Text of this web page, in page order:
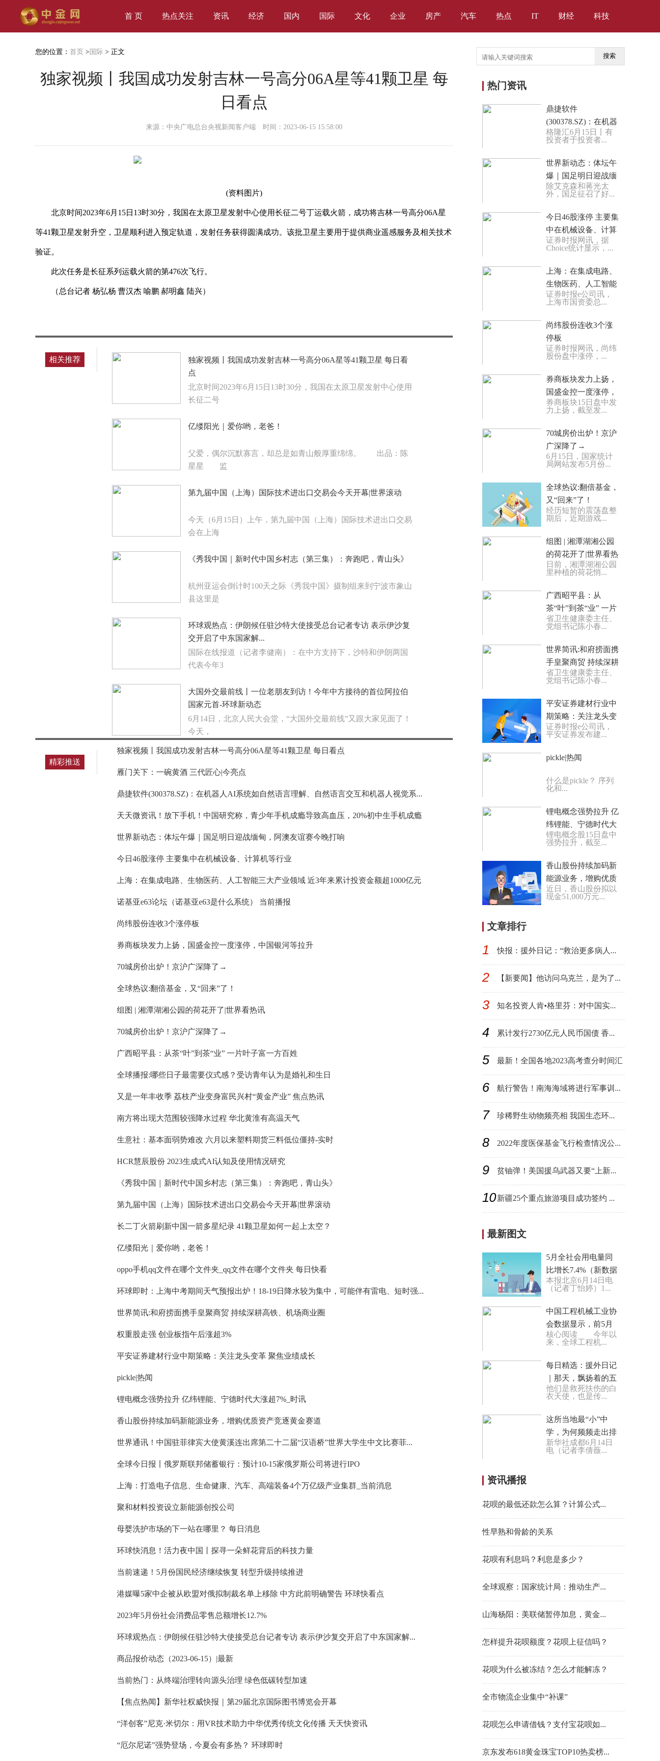
首 页 热点关注 资讯 经济 国内 国际 文化 企业 房产 汽车 热点 IT 财经 科技
您的位置： 首页 > 国际 > 正文
独家视频丨我国成功发射吉林一号高分06A星等41颗卫星 每
日看点
来源：中央广电总台央视新闻客户端 时间：2023-06-15 15:58:00
(资料图片)
北京时间2023年6月15日13时30分，我国在太原卫星发射中心使用长征二号丁运载火箭，成功将吉林一号高分06A星
等41颗卫星发射升空，卫星顺利进入预定轨道，发射任务获得圆满成功。该批卫星主要用于提供商业遥感服务及相关技术
验证。
此次任务是长征系列运载火箭的第476次飞行。
（总台记者 杨弘杨 曹汉杰 喻鹏 郝明鑫 陆兴）
相关推荐
独家视频丨我国成功发射吉林一号高分06A星等41颗卫星 每日看
点
北京时间2023年6月15日13时30分，我国在太原卫星发射中心使用
长征二号
亿缕阳光｜爱你哟，老爸！
父爱，偶尔沉默寡言，却总是如青山般厚重绵绵。 出品：陈
星星 监
第九届中国（上海）国际技术进出口交易会今天开幕|世界滚动
今天（6月15日）上午，第九届中国（上海）国际技术进出口交易
会在上海
《秀我中国｜新时代中国乡村志（第三集）：奔跑吧，青山头》
杭州亚运会倒计时100天之际《秀我中国》摄制组来到宁波市象山
县这里是
环球观热点：伊朗候任驻沙特大使接受总台记者专访 表示伊沙复
交开启了中东国家解...
国际在线报道（记者李健南）：在中方支持下，沙特和伊朗两国
代表今年3
大国外交最前线丨一位老朋友到访！今年中方接待的首位阿拉伯
国家元首-环球新动态
6月14日，北京人民大会堂，“大国外交最前线”又跟大家见面了！
今天，
精彩推送
独家视频丨我国成功发射吉林一号高分06A星等41颗卫星 每日看点
雁门关下：一碗黄酒 三代匠心|今亮点
鼎捷软件(300378.SZ)：在机器人AI系统如自然语言理解、自然语言交互和机器人视觉系...
天天微资讯！放下手机！中国研究称，青少年手机成瘾导致高血压，20%初中生手机成瘾
世界新动态：体坛午爆｜国足明日迎战缅甸，阿澳友谊赛今晚打响
今日46股涨停 主要集中在机械设备、计算机等行业
上海：在集成电路、生物医药、人工智能三大产业领域 近3年来累计投资金额超1000亿元
诺基亚e63论坛（诺基亚e63是什么系统） 当前播报
尚纬股份连收3个涨停板
券商板块发力上扬，国盛金控一度涨停，中国银河等拉升
70城房价出炉！京沪广深降了→
全球热议:翻倍基金，又“回来”了！
组图 | 湘潭湖湘公园的荷花开了|世界看热讯
70城房价出炉！京沪广深降了→
广西昭平县：从茶“叶”到茶“业” 一片叶子富一方百姓
全球播报:哪些日子最需要仪式感？受访青年认为是婚礼和生日
又是一年丰收季 荔枝产业变身富民兴村“黄金产业” 焦点热讯
南方将出现大范围较强降水过程 华北黄淮有高温天气
生意社：基本面弱势难改 六月以来塑料期货三料低位僵持-实时
HCR慧辰股份 2023生成式AI认知及使用情况研究
《秀我中国｜新时代中国乡村志（第三集）：奔跑吧，青山头》
第九届中国（上海）国际技术进出口交易会今天开幕|世界滚动
长二丁火箭刷新中国一箭多星纪录 41颗卫星如何一起上太空？
亿缕阳光｜爱你哟，老爸！
oppo手机qq文件在哪个文件夹_qq文件在哪个文件夹 每日快看
环球即时：上海中考期间天气预报出炉！18-19日降水较为集中，可能伴有雷电、短时强...
世界简讯:和府捞面携手皇聚商贸 持续深耕高铁、机场商业圈
权重股走强 创业板指午后涨超3%
平安证券建材行业中期策略：关注龙头变革 聚焦业绩成长
pickle|热闻
锂电概念强势拉升 亿纬锂能、宁德时代大涨超7%_时讯
香山股份持续加码新能源业务，增购优质资产竞逐黄金赛道
世界通讯！中国驻菲律宾大使黄溪连出席第二十二届“汉语桥”世界大学生中文比赛菲...
全球今日报丨俄罗斯联邦储蓄银行：预计10-15家俄罗斯公司将进行IPO
上海：打造电子信息、生命健康、汽车、高端装备4个万亿级产业集群_当前消息
聚和材料投资设立新能源创投公司
母婴洗护市场的下一站在哪里？ 每日消息
环球快消息！活力夜中国丨探寻一朵鲜花背后的科技力量
当前速递！5月份国民经济继续恢复 转型升级持续推进
港媒曝5家中企被从欧盟对俄拟制裁名单上移除 中方此前明确警告 环球快看点
2023年5月份社会消费品零售总额增长12.7%
环球观热点：伊朗候任驻沙特大使接受总台记者专访 表示伊沙复交开启了中东国家解...
商品报价动态（2023-06-15）|最新
当前热门：从终端治理转向源头治理 绿色低碳转型加速
【焦点热闻】新华社权威快报｜第29届北京国际图书博览会开幕
“洋创客”尼克·米切尔：用VR技术助力中华优秀传统文化传播 天天快资讯
“厄尔尼诺”强势登场，今夏会有多热？ 环球即时
搜索
热门资讯
鼎捷软件
(300378.SZ)：在机器
人AI系统如自然语言
和机器人视觉系...
格隆汇6月15日丨有
投资者于投资者...
世界新动态：体坛午
爆｜国足明日迎战缅
甸，阿澳友谊赛今晚
除艾克森和蒋光太
外，国足征召了好...
今日46股涨停 主要集
中在机械设备、计算
机等行业
证券时报网讯，据
Choice统计显示，...
上海：在集成电路、
生物医药、人工智能
三大产业领域 近3年
1000亿元
证券时报e公司讯，
上海市国资委总...
尚纬股份连收3个涨
停板
证券时报网讯，尚纬
股份盘中涨停，...
券商板块发力上扬，
国盛金控一度涨停，
中国银河等拉升
券商板块15日盘中发
力上扬，截至发...
70城房价出炉！京沪
广深降了→
6月15日，国家统计
局网站发布5月份...
全球热议:翻倍基金，
又“回来”了！
经历短暂的震荡盘整
期后，近期游戏...
组图 | 湘潭湖湘公园
的荷花开了|世界看热
讯
日前，湘潭湖湘公园
里种植的荷花悄...
广西昭平县：从
茶“叶”到茶“业” 一片
叶子富一方百姓
省卫生健康委主任、
党组书记陈小春...
世界简讯:和府捞面携
手皇聚商贸 持续深耕
高铁、机场商业圈
省卫生健康委主任、
党组书记陈小春...
平安证券建材行业中
期策略：关注龙头变
革 聚焦业绩成长
证券时报e公司讯，
平安证券发布建...
pickle|热闻
什么是pickle？ 序列
化和...
锂电概念强势拉升 亿
纬锂能、宁德时代大
涨超7%_时讯
锂电概念股15日盘中
强势拉升，截至...
香山股份持续加码新
能源业务，增购优质
资产竞逐黄金赛道
近日，香山股份拟以
现金51,000万元...
文章排行
1 快报：援外日记：“救治更多病人...
2 【新要闻】他访问乌克兰，是为了...
3 知名投资人肯•格里芬：对中国实...
4 累计发行2730亿元人民币国债 香...
5
最新！全国各地2023高考查分时间汇
6 航行警告！南海海域将进行军事训...
7 珍稀野生动物频亮相 我国生态环...
8 2022年度医保基金飞行检查情况公...
9 贫铀弹！美国援乌武器又要“上新...
10新疆25个重点旅游项目成功签约 ...
最新图文
5月全社会用电量同
比增长7.4%（新数据
新看点） 迎峰度夏保
本报北京6月14日电
（记者丁怡婷）1...
中国工程机械工业协
会数据显示，前5月
共销售电动装载机
锚定电...
核心阅读 今年以
来，全球工程机...
每日精选：援外日记
｜那天，飘扬着的五
星红旗格外鲜艳耀眼
他们是救死扶伤的白
衣天使，也是传...
这所当地最“小”中
学，为何频频走出排
球国手？
新华社成都6月14日
电（记者李倩薇...
资讯播报
花呗的最低还款怎么算？计算公式...
性早熟和骨龄的关系
花呗有利息吗？利息是多少？
全球观察：国家统计局：推动生产...
山海杨阳：美联储暂停加息，黄金...
怎样提升花呗额度？花呗上征信吗？
花呗为什么被冻结？怎么才能解冻？
全市物流企业集中“补课”
花呗怎么申请借钱？支付宝花呗如...
京东发布618黄金珠宝TOP10热卖榜...